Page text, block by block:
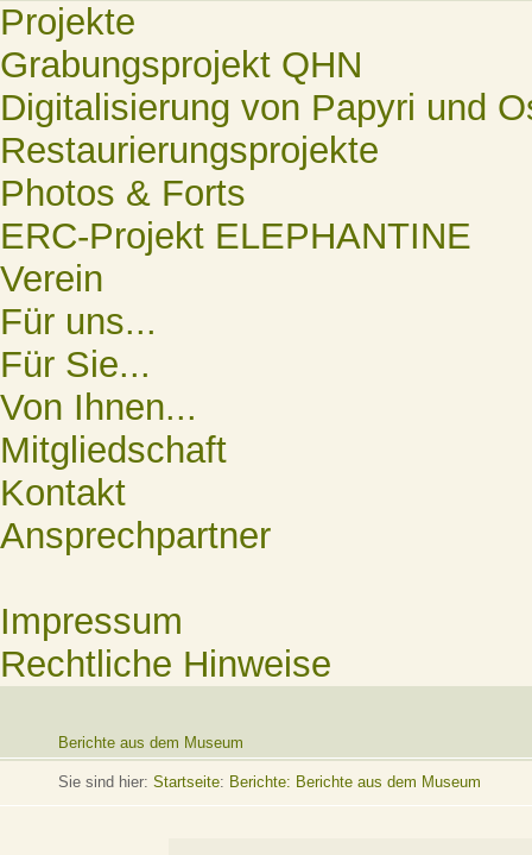
Projekte
Grabungsprojekt QHN
Digitalisierung von Papyri und
Restaurierungsprojekte
Photos & Forts
ERC-Projekt ELEPHANTINE
Verein
Für uns...
Für Sie...
Von Ihnen...
Mitgliedschaft
Kontakt
Ansprechpartner
Impressum
Rechtliche Hinweise
Berichte aus dem Museum
Sie sind hier: Startseite: Berichte: Berichte aus dem Museum